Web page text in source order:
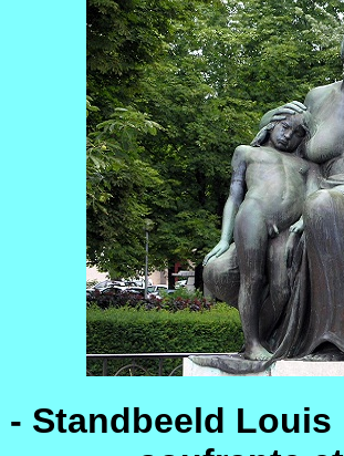
- Standbeeld Louis